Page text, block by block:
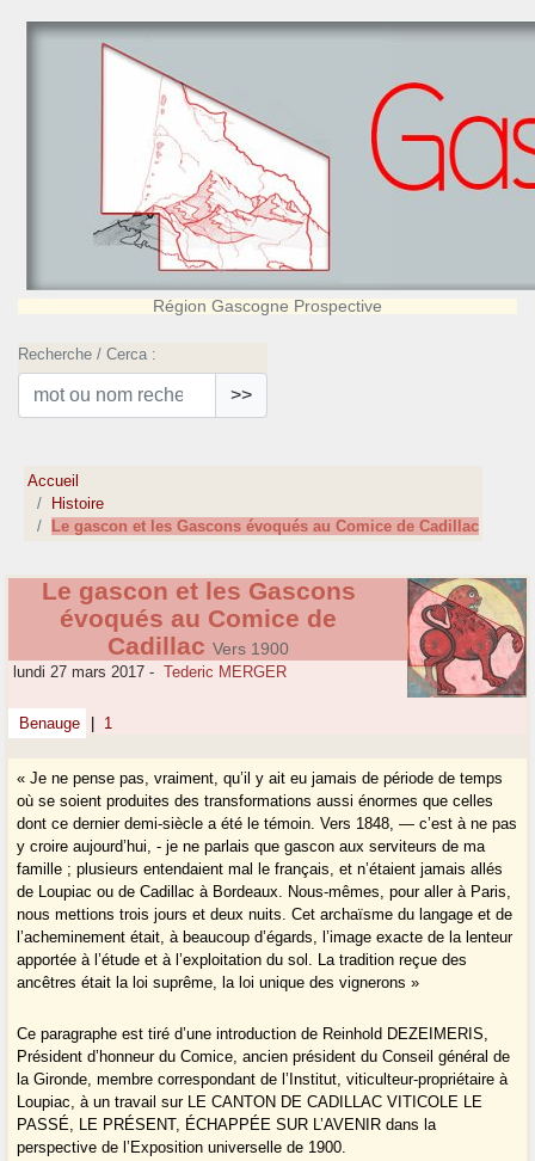
Région Gascogne Prospective
Recherche / Cerca :
>>
Accueil
Histoire
Le gascon et les Gascons évoqués au Comice de Cadillac
Le gascon et les Gascons
évoqués au Comice de
Cadillac Vers 1900
lundi 27 mars 2017 - Tederic MERGER
Benauge 1
« Je ne pense pas, vraiment, qu’il y ait eu jamais de période de temps
où se soient produites des transformations aussi énormes que celles
dont ce dernier demi-siècle a été le témoin. Vers 1848, — c’est à ne pas
y croire aujourd’hui, - je ne parlais que gascon aux serviteurs de ma
famille ; plusieurs entendaient mal le français, et n’étaient jamais allés
de Loupiac ou de Cadillac à Bordeaux. Nous-mêmes, pour aller à Paris,
nous mettions trois jours et deux nuits. Cet archaïsme du langage et de
l’acheminement était, à beaucoup d’égards, l’image exacte de la lenteur
apportée à l’étude et à l’exploitation du sol. La tradition reçue des
ancêtres était la loi suprême, la loi unique des vignerons »
Ce paragraphe est tiré d’une introduction de Reinhold DEZEIMERIS,
Président d’honneur du Comice, ancien président du Conseil général de
la Gironde, membre correspondant de l’Institut, viticulteur-propriétaire à
Loupiac, à un travail sur LE CANTON DE CADILLAC VITICOLE LE
PASSÉ, LE PRÉSENT, ÉCHAPPÉE SUR L’AVENIR dans la
perspective de l’Exposition universelle de 1900.